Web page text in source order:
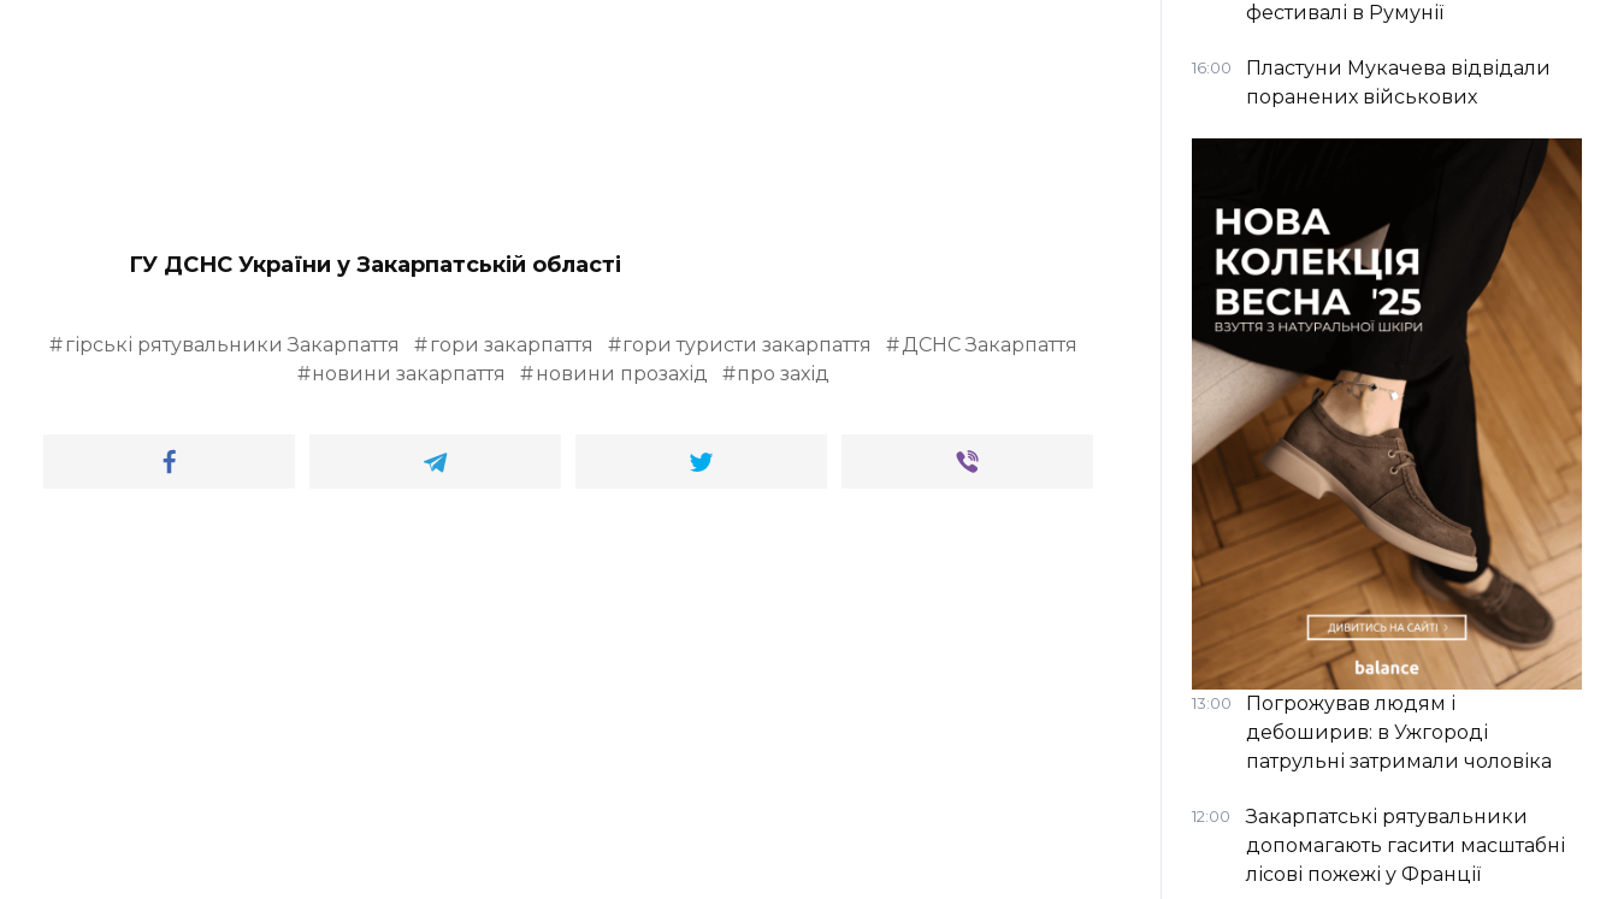
ГУ ДСНС України у Закарпатській області
гірські рятувальники Закарпаття гори закарпаття гори туристи закарпаття
ДСНС Закарпаття
новини закарпаття
новини прозахід про захід
фестивалі в Румунії
16:00
Пластуни Мукачева відвідали
поранених військових
13:00
Погрожував людям і
дебоширив: в Ужгороді
патрульні затримали чоловіка
12:00
Закарпатські рятувальники
допомагають гасити масштабні
лісові пожежі у Франції